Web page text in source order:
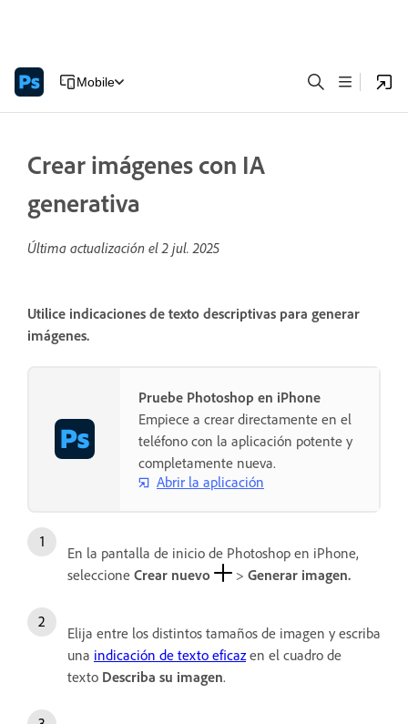
Mobile
Crear imágenes con IA
generativa
Última actualización el2 jul. 2025
Utilice indicaciones de texto descriptivas para generar
imágenes.
Pruebe Photoshop en iPhone
Empiece a crear directamente en el
teléfono con la aplicación potente y
completamente nueva.
Abrir la aplicación
En la pantalla de inicio de Photoshop en iPhone,
seleccione Crear nuevo > Generar imagen.
Elija entre los distintos tamaños de imagen y escriba
una indicación de texto eficaz en el cuadro de
texto Describa su imagen.